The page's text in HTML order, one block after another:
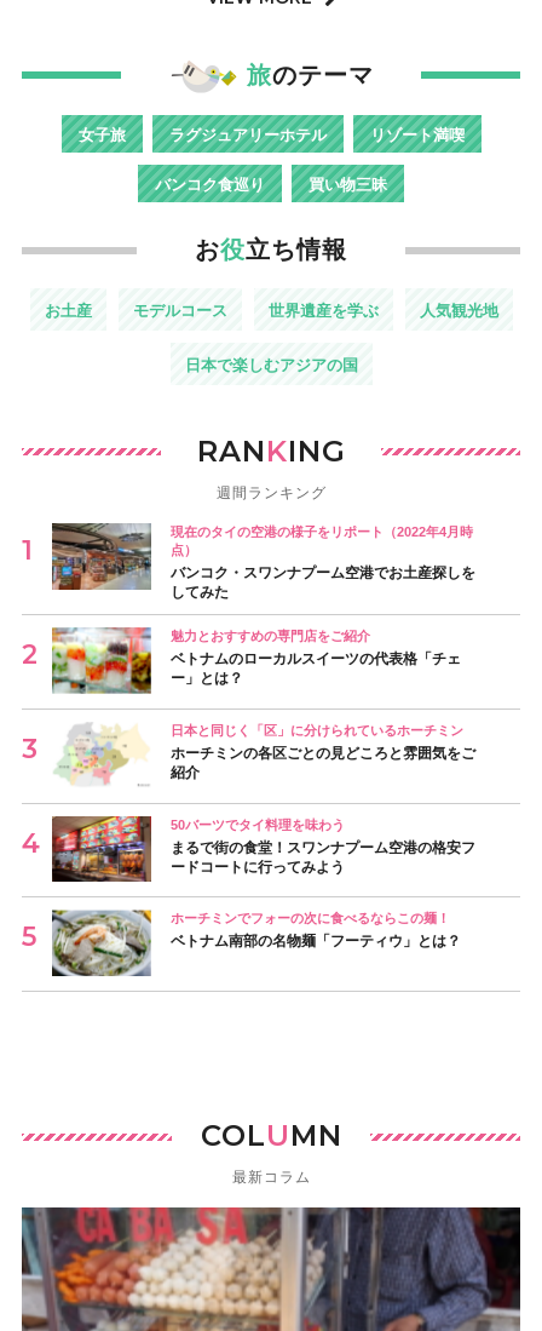
旅のテーマ
女子旅 ラグジュアリーホテル リゾート満喫
バンコク食巡り 買い物三昧
お役立ち情報
お土産 モデルコース 世界遺産を学ぶ 人気観光地
日本で楽しむアジアの国
RANKING
週間ランキング
現在のタイの空港の様子をリポート（2022年4月時
点）
バンコク・スワンナプーム空港でお土産探しを
してみた
魅力とおすすめの専門店をご紹介
ベトナムのローカルスイーツの代表格「チェ
ー」とは？
日本と同じく「区」に分けられているホーチミン
ホーチミンの各区ごとの見どころと雰囲気をご
紹介
50バーツでタイ料理を味わう
まるで街の食堂！スワンナプーム空港の格安フ
ードコートに行ってみよう
ホーチミンでフォーの次に食べるならこの麺！
ベトナム南部の名物麺「フーティウ」とは？
COLUMN
最新コラム